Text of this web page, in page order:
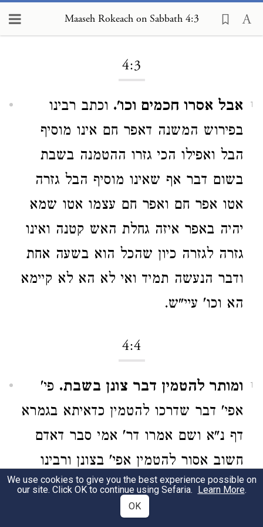
Maaseh Rokeach on Sabbath 4:3
4:3
1 אבל אסרו חכמים וכו'. וכתב רבינו
בפירוש המשנה דאפר חם אינו מוסיף
הבל ואפילו הכי גזרו ההטמנה בשבת
בשום דבר אף שאינו מוסיף הבל גזרה
אטו אפר חם ואפר חם עצמו אטו שמא
יהיה באפר איזה גחלת האש קטנה ואינו
גזרה לגזרה כיון שהכל הוא בשעה אחת
ודבר הנעשה תמיד ואי לא הא לא קיימא
הא וכו' עיי"ש.
4:4
1 ומותר להטמין דבר צונן בשבת. פי'
אפי' דבר שדרכו להטמין כדאיתא בגמרא
דף נ"א ושם אמרו דר' אמי סבר דאדם
חשוב אסור להטמין אפי' בצונן ורבינו
התיר לכל אדם משום דבגמרא אמרו
הוא סבר אדם חשוב שאני משמע דהוא
We use cookies to give you the best experience possible on
our site. Click OK to continue using Sefaria. Learn More.
OK